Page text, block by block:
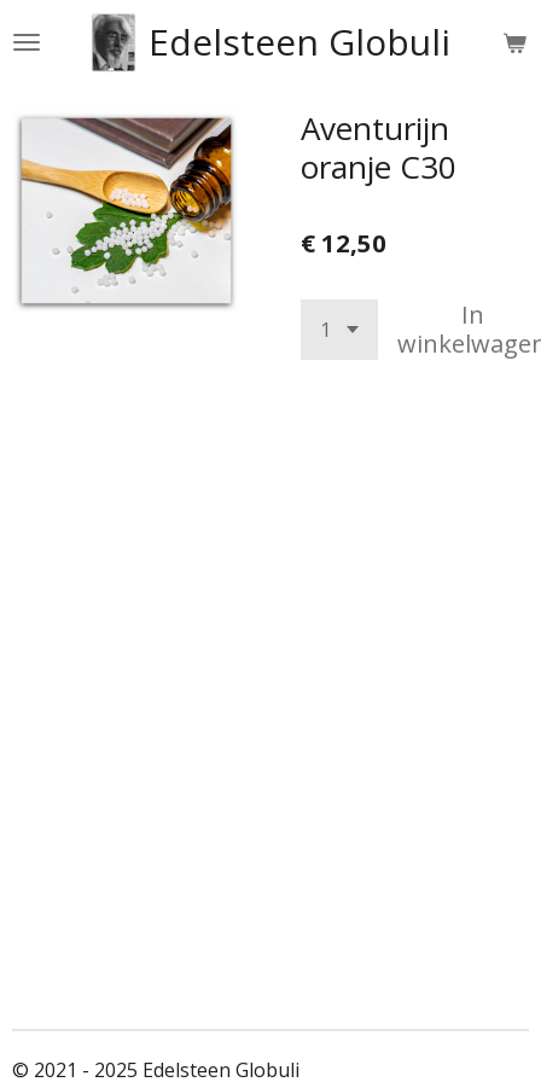
direct
de
hoofdinhoud
Edelsteen Globuli
Aventurijn
oranje C30
€ 12,50
In
© 2021 - 2025 Edelsteen Globuli